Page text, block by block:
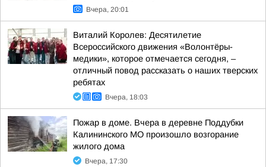
Вчера, 20:01
Виталий Королев: Десятилетие
Всероссийского движения «Волонтёры-
медики», которое отмечается сегодня, –
отличный повод рассказать о наших тверских
ребятах
Вчера, 18:03
Пожар в доме. Вчера в деревне Поддубки
Калининского МО произошло возгорание
жилого дома
Вчера, 17:30